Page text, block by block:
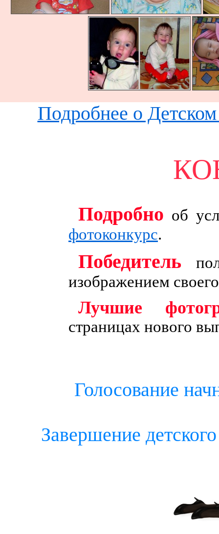
Подробнее о
Подробно об
фотоконкурс.
Победитель
изображением
Лучшие
страницах нового
Голосование
Завершение